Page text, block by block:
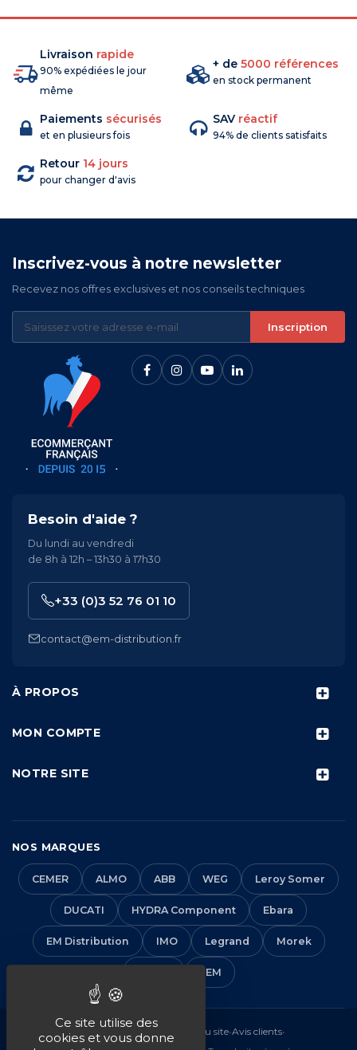
Livraison rapide
90% expédiées le jour
même
+ de 5000 références
en stock permanent
Paiements sécurisés
et en plusieurs fois
SAV réactif
94% de clients satisfaits
Retour 14 jours
pour changer d'avis
Inscrivez-vous à notre newsletter
Recevez nos offres exclusives et nos conseils techniques
Inscription
À PROPOS
MON COMPTE
NOTRE SITE
Besoin d'aide ?
Du lundi au vendredi
de 8h à 12h – 13h30 à 17h30
+33 (0)3 52 76 01 10
contact@em-distribution.fr
NOS MARQUES
CEMER ALMO ABB WEG Leroy Somer
DUCATI HYDRA Component Ebara
EM Distribution IMO Legrand Morek
VEM
Mentions légales Plan du site•Avis clients•
Ce site utilise des
cookies et vous donne